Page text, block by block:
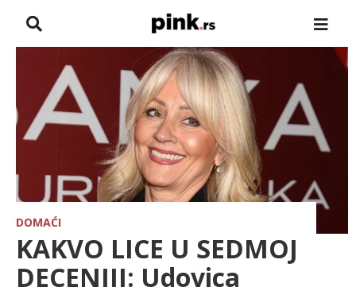
VESTI
ZADRUGA
SHOWBIZ
HRONIKA
FARMERI
DOMAĆI
KAKVO LICE U SEDMOJ
DECENIJI: Udovica